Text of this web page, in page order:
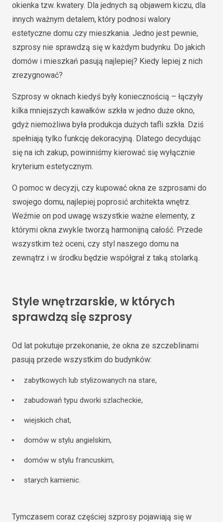
okienka tzw. kwatery. Dla jednych są objawem kiczu, dla
innych ważnym detalem, który podnosi walory
estetyczne domu czy mieszkania. Jedno jest pewnie,
szprosy nie sprawdzą się w każdym budynku. Do jakich
domów i mieszkań pasują najlepiej? Kiedy lepiej z nich
zrezygnować?
Szprosy w oknach kiedyś były koniecznością – łączyły
kilka mniejszych kawałków szkła w jedno duże okno,
gdyż niemożliwa była produkcja dużych tafli szkła. Dziś
spełniają tylko funkcję dekoracyjną. Dlatego decydując
się na ich zakup, powinniśmy kierować się wyłącznie
kryterium estetycznym.
O pomoc w decyzji, czy kupować okna ze szprosami do
swojego domu, najlepiej poprosić architekta wnętrz.
Weźmie on pod uwagę wszystkie ważne elementy, z
którymi okna zwykle tworzą harmonijną całość. Przede
wszystkim też oceni, czy styl naszego domu na
zewnątrz i w środku będzie współgrał z taką stolarką.
Style wnętrzarskie, w których
sprawdzą się szprosy
Od lat pokutuje przekonanie, że okna ze szczeblinami
pasują przede wszystkim do budynków:
zabytkowych lub stylizowanych na stare,
zabudowań typu dworki szlacheckie,
wiejskich chat,
domów w stylu angielskim,
domów w stylu francuskim,
starych kamienic.
Tymczasem coraz częściej szprosy pojawiają się w